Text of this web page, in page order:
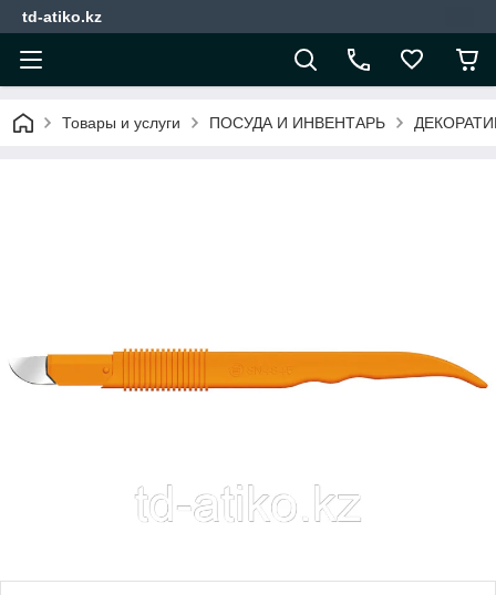
td-atiko.kz
Товары и услуги ПОСУДА И ИНВЕНТАРЬ